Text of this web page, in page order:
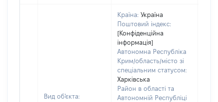
Вид об'єкта:
Країна: Україна
Поштовий індекс:
[Конфіденційна
інформація]
Автономна Республіка
Крим/область/місто зі
спеціальним статусом:
Харківська
Район в області та
Автономній Республіці